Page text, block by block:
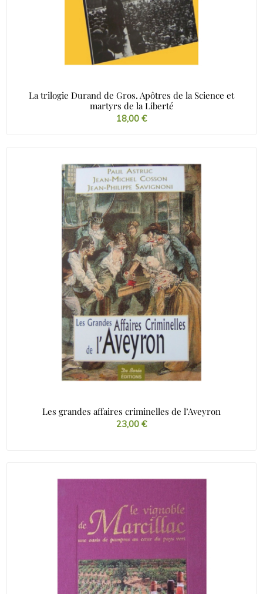
La trilogie Durand de Gros. Apôtres de la Science et
martyrs de la Liberté
18,00 €
Les grandes affaires criminelles de l’Aveyron
23,00 €